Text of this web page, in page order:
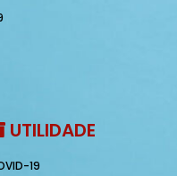
UTILIDADE
19